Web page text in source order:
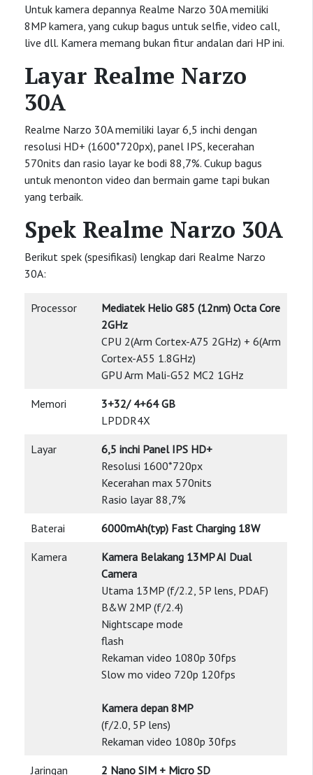
Untuk kamera depannya Realme Narzo 30A memiliki
8MP kamera, yang cukup bagus untuk selfie, video call,
live dll. Kamera memang bukan fitur andalan dari HP ini.
Layar Realme Narzo
30A
Realme Narzo 30A memiliki layar 6,5 inchi dengan
resolusi HD+ (1600*720px), panel IPS, kecerahan
570nits dan rasio layar ke bodi 88,7%. Cukup bagus
untuk menonton video dan bermain game tapi bukan
yang terbaik.
Spek Realme Narzo 30A
Berikut spek (spesifikasi) lengkap dari Realme Narzo
30A:
Processor
Mediatek Helio G85 (12nm) Octa Core
2GHz
CPU 2(Arm Cortex-A75 2GHz) + 6(Arm
Cortex-A55 1.8GHz)
GPU Arm Mali-G52 MC2 1GHz
Memori
3+32/ 4+64 GB
LPDDR4X
Layar
6,5 inchi Panel IPS HD+
Resolusi 1600*720px
Kecerahan max 570nits
Rasio layar 88,7%
Baterai 6000mAh(typ) Fast Charging 18W
Kamera
Kamera Belakang 13MP AI Dual
Camera
Utama 13MP (f/2.2, 5P lens, PDAF)
B&W 2MP (f/2.4)
Nightscape mode
flash
Rekaman video 1080p 30fps
Slow mo video 720p 120fps
Kamera depan 8MP
(f/2.0, 5P lens)
Rekaman video 1080p 30fps
Jaringan
2 Nano SIM + Micro SD